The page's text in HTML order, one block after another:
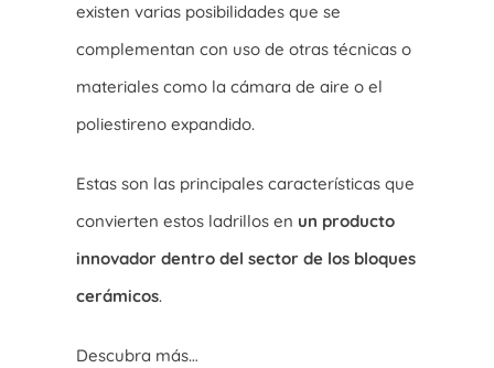
existen varias posibilidades que se
complementan con uso de otras técnicas o
materiales como la cámara de aire o el
poliestireno expandido.
Estas son las principales características que
convierten estos ladrillos en un producto
innovador dentro del sector de los bloques
cerámicos.
Descubra más…